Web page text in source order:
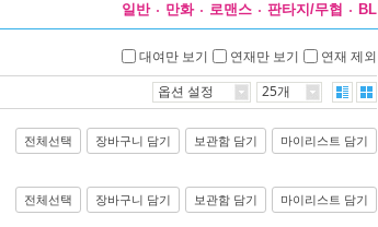
일반 만화 로맨스 판타지/무협 BL
대여만 보기 연재만 보기 연재 제외
옵션 설정 25개
전체선택 장바구니 담기 보관함 담기 마이리스트 담기
전체선택 장바구니 담기 보관함 담기 마이리스트 담기